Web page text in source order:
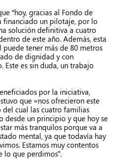
“hoy, gracias al Fondo de
financiado un pilotaje, por lo
solución definitiva a cuatro
de este año. Además, esta
tener más de 80 metros
de dignidad y con
Este es sin duda, un trabajo
por la iniciativa,
que «nos ofrecieron este
cual las cuatro familias
desde un principio y que hoy se
más tranquilos porque va a
mental, ya que todavía hay
Estamos muy contentos
lo que perdimos”.